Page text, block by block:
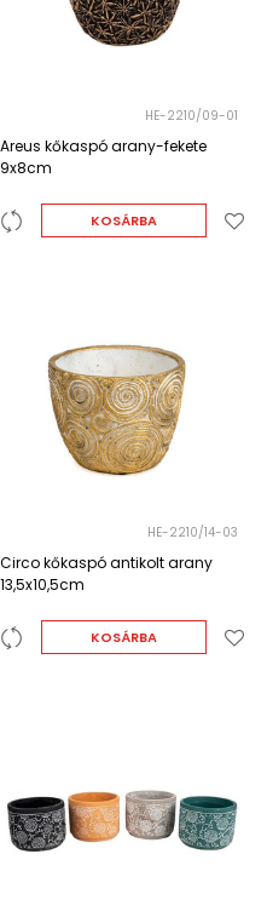
HE-2210/09-01
Areus kőkaspó arany-fekete
9x8cm
KOSÁRBA
HE-2210/14-03
Circo kőkaspó antikolt arany
13,5x10,5cm
KOSÁRBA